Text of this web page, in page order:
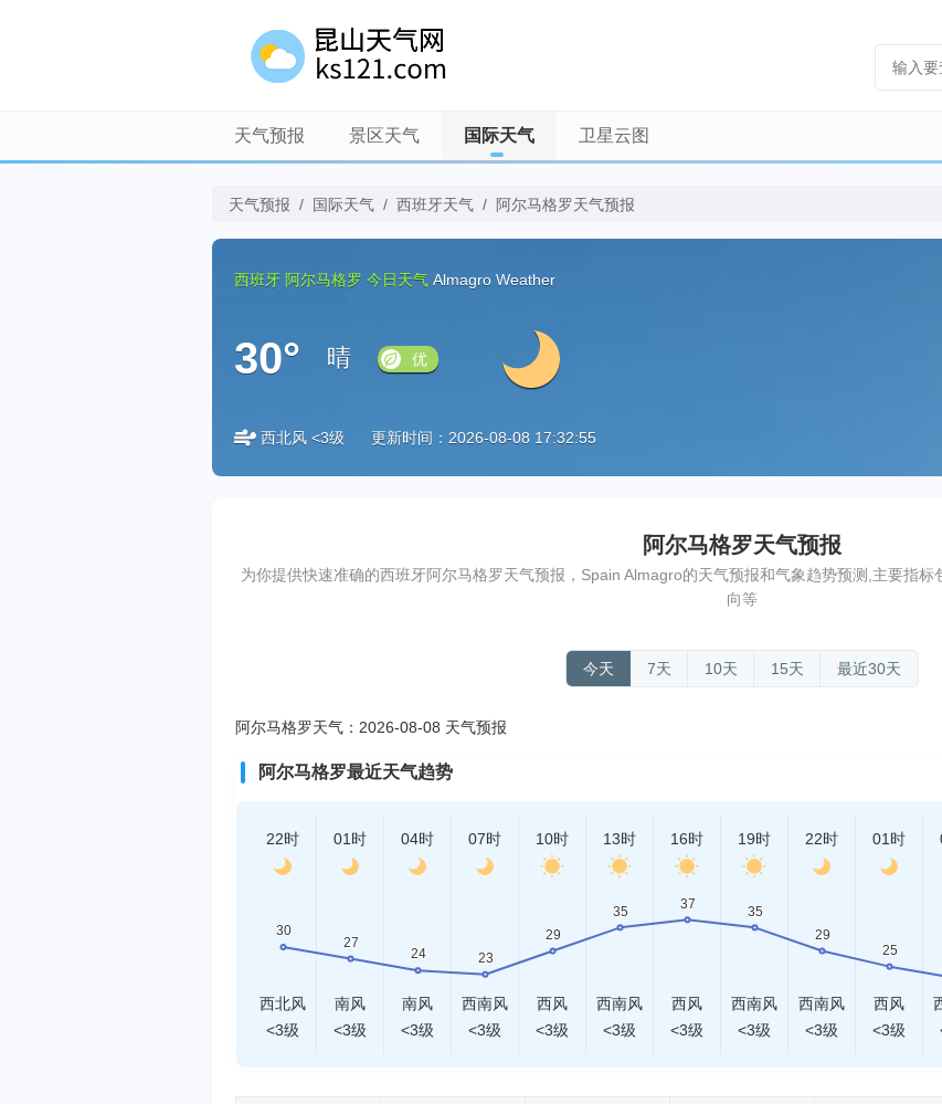
天气预报 景区天气 国际天气 卫星云图
天气预报 / 国际天气 / 西班牙天气 / 阿尔马格罗天气预报
西班牙 阿尔马格罗 今日天气 Almagro Weather
30° 晴 优
西北风 <3级 更新时间：2026-08-08 17:32:55
阿尔马格罗天气预报
为你提供快速准确的西班牙阿尔马格罗天气预报，Spain Almagro的天气预报和气象趋势预测,主要指
向等
今天 7天 10天 15天 最近30天
阿尔马格罗天气：2026-08-08 天气预报
阿尔马格罗最近天气趋势
22时
西北风
<3级
01时
南风
<3级
04时
南风
<3级
07时
西南风
<3级
10时
西风
<3级
13时
西南风
<3级
16时
西风
<3级
19时
西南风
<3级
22时
西南风
<3级
01时
西风
<3级